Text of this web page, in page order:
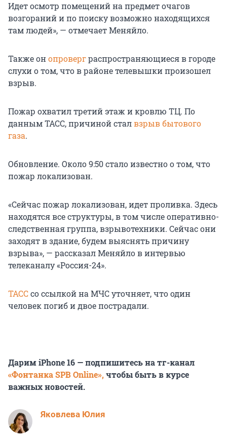
Идет осмотр помещений на предмет очагов
возгораний и по поиску возможно находящихся
там людей», — отмечает Меняйло.
Также онопроверграспространяющиеся в городе
слухи о том, что в районе телевышки произошел
взрыв.
Пожар охватил третий этаж и кровлю ТЦ. По
данным ТАСС, причиной сталвзрыв бытового
газа.
Обновление. Около 9:50 стало известно о том, что
пожар локализован.
«Сейчас пожар локализован, идет проливка. Здесь
находятся все структуры, в том числе оперативно-
следственная группа, взрывотехники. Сейчас они
заходят в здание, будем выяснять причину
взрыва», — рассказал Меняйло в интервью
телеканалу «Россия-24».
ТАССсо ссылкой на МЧС уточняет, что один
человек погиб и двое пострадали.
Дарим iPhone 16 — подпишитесь на тг-канал
«Фонтанка SPB Online»,чтобы быть в курсе
важных новостей.
Яковлева Юлия